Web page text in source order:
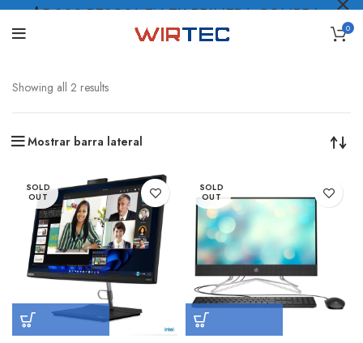
0
Showing all 2 results
Mostrar barra lateral
SOLD
OUT
SOLD
OUT
$5.000 PESOS* EN TU PRIMERA COMPRA